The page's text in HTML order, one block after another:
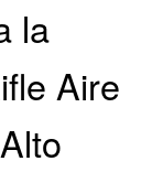
la
Aire